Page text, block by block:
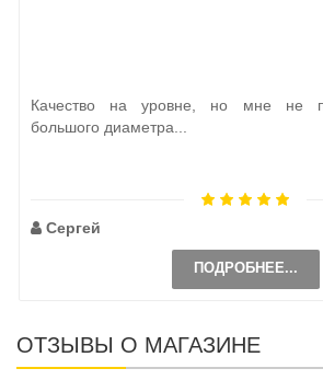
Качество на уровне, но мне не
большого диаметра...
Сергей
ПОДРОБНЕЕ...
ОТЗЫВЫ О МАГАЗИНЕ